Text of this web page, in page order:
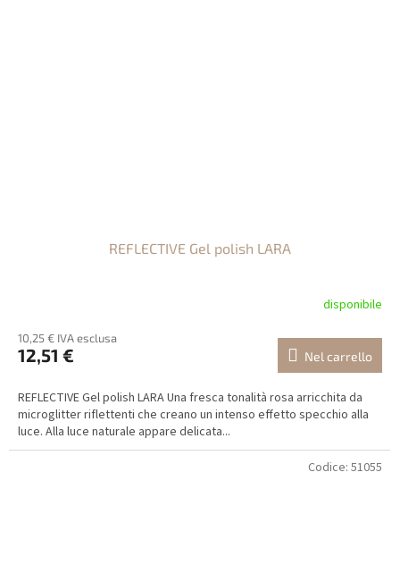
REFLECTIVE Gel polish LARA
disponibile
10,25 € IVA esclusa
12,51 € Nel carrello
REFLECTIVE Gel polish LARA Una fresca tonalità rosa arricchita da
microglitter riflettenti che creano un intenso effetto specchio alla
luce. Alla luce naturale appare delicata...
Codice: 51055